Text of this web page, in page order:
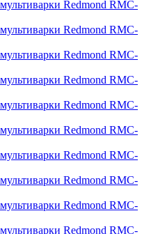
Redmond RMC-
Redmond RMC-
Redmond RMC-
Redmond RMC-
Redmond RMC-
Redmond RMC-
Redmond RMC-
Redmond RMC-
Redmond RMC-
Redmond RMC-